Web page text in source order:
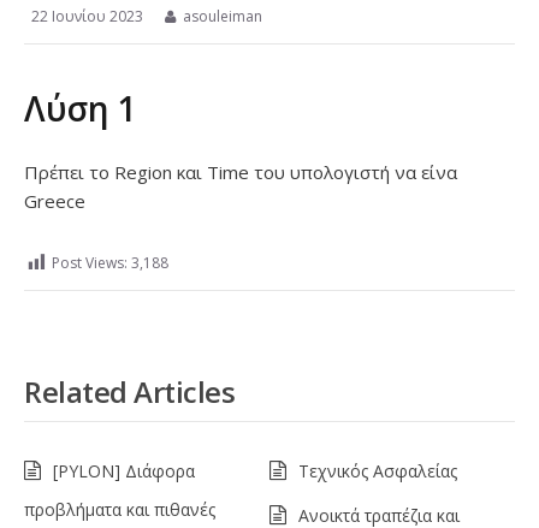
22 Ιουνίου 2023 asouleiman
Λύση 1
Πρέπει το Region και Time του υπολογιστή να είνα
Greece
Post Views: 3,188
Related Articles
[PYLON] Διάφορα
προβλήματα και πιθανές
Τεχνικός Ασφαλείας
Ανοικτά τραπέζια και